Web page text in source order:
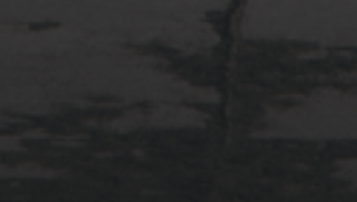
多摩川台公園と大恋愛